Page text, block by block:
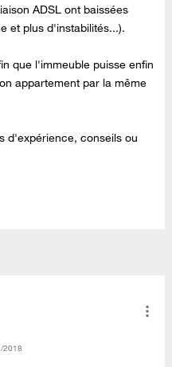
ADSL ont baissées
et plus d'instabilités...).
que l'immeuble puisse enfin
appartement par la même
d'expérience, conseils ou
2018